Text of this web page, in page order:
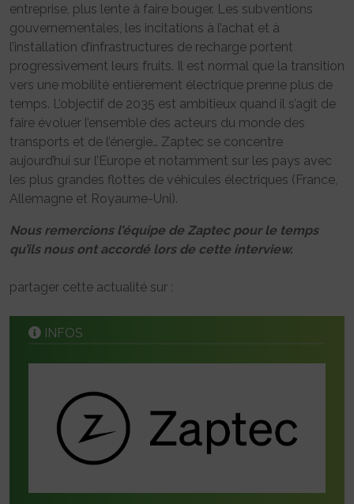
entreprise, plus lente à faire bouger. Les subventions
gouvernementales, les incitations à l’achat et à
l’installation d’infrastructures de recharge portent
progressivement leurs fruits. Il est normal que la transition
vers une mobilité entièrement électrique prenne plus de
temps. L’objectif de 2035 est ambitieux quand il s’agit de
faire évoluer l’ensemble des acteurs du monde des
transports et de l’énergie… Zaptec se concentre
aujourd’hui sur l’Europe et notamment sur les pays avec
les plus grandes flottes de véhicules électriques (France,
Allemagne et Royaume-Uni).
Nous remercions l’équipe de Zaptec pour le temps
qu’ils nous ont accordé lors de cette interview.
partager cette actualité sur :
INFOS